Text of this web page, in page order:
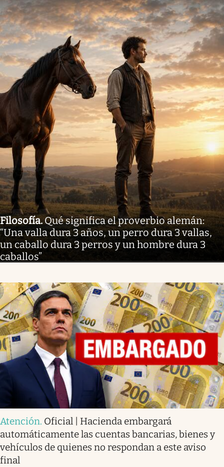
Filosofía.Qué significa el proverbio alemán:
“Una valla dura 3 años, un perro dura 3 vallas,
un caballo dura 3 perros y un hombre dura 3
caballos”
Atención. Oficial | Hacienda embargará
automáticamente las cuentas bancarias, bienes y
vehículos de quienes no respondan a este aviso
final